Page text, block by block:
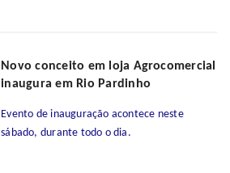
Novo conceito em loja Agrocomercial
inaugura em Rio Pardinho
Evento de inauguração acontece neste
sábado, durante todo o dia.